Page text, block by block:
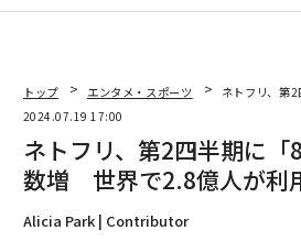
トップ エンタメ・スポーツ
ネトフリ、第
2024.07.19 17:00
ネトフリ、第2四半期に「
数増 世界で2.8億人が利
Alicia Park | Contributor